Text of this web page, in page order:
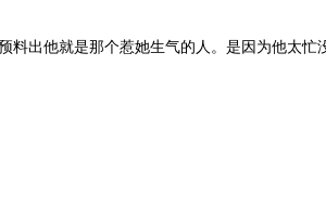
出他就是那个惹她生气的人。是因为他太忙